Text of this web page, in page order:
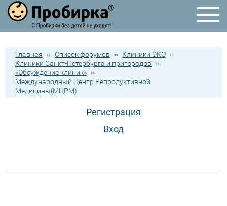
Главная ›› Список форумов ›› Клиники ЭКО ››
Клиники Санкт-Петербурга и пригородов
››
«Обсуждение клиник» ››
Международный Центр Репродуктивной
Медицины(МЦРМ)
Регистрация
Вход